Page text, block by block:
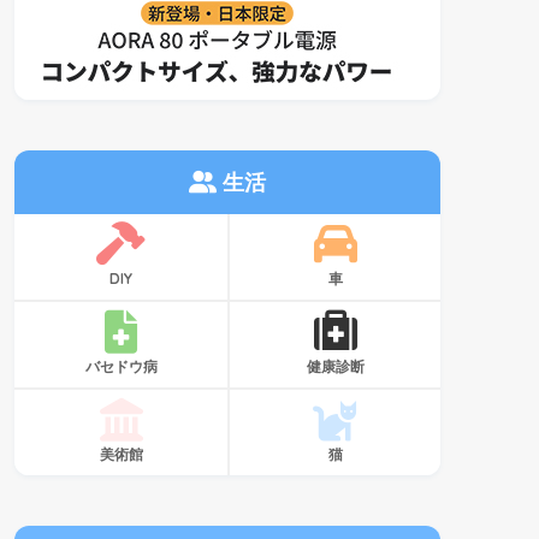
生活
DIY 車
バセドウ病 健康診断
美術館 猫